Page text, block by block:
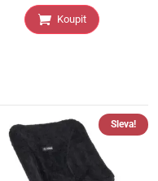
Koupit
Sleva!